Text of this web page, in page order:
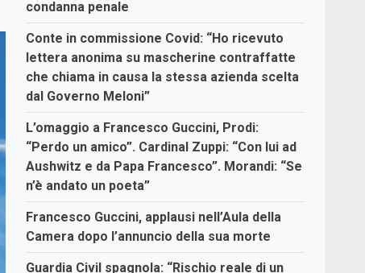
condanna penale
Conte in commissione Covid: “Ho ricevuto
lettera anonima su mascherine contraffatte
che chiama in causa la stessa azienda scelta
dal Governo Meloni”
L’omaggio a Francesco Guccini, Prodi:
“Perdo un amico”. Cardinal Zuppi: “Con lui ad
Aushwitz e da Papa Francesco”. Morandi: “Se
n’è andato un poeta”
Francesco Guccini, applausi nell’Aula della
Camera dopo l’annuncio della sua morte
Guardia Civil spagnola: “Rischio reale di un